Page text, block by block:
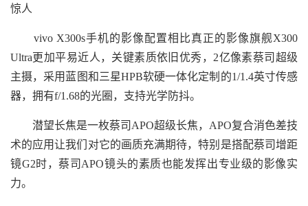
惊人
vivo X300s手机的影像配置相比真正的影像旗舰X300
Ultra更加平易近人，关键素质依旧优秀，2亿像素蔡司超级
主摄，采用蓝图和三星HPB软硬一体化定制的1/1.4英寸传感
器，拥有f/1.68的光圈，支持光学防抖。
潜望长焦是一枚蔡司APO超级长焦，APO复合消色差技
术的应用让我们对它的画质充满期待，特别是搭配蔡司增距
镜G2时，蔡司APO镜头的素质也能发挥出专业级的影像实
力。